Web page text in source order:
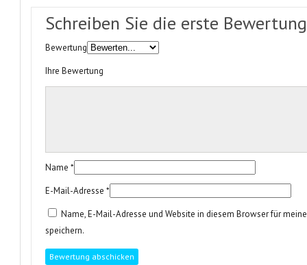
Schreiben Sie die erste Bewertung
Bewertung
Ihre Bewertung
Name *
E-Mail-Adresse *
Name, E-Mail-Adresse und Website in diesem Browser für
speichern.